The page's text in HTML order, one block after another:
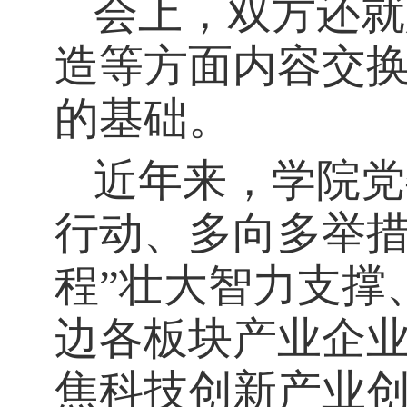
会上，双方还
造等方面内容交
的基础。
近年来，学院
行动、多向多举
程”壮大智力支撑
边各板块产业企
焦科技创新产业